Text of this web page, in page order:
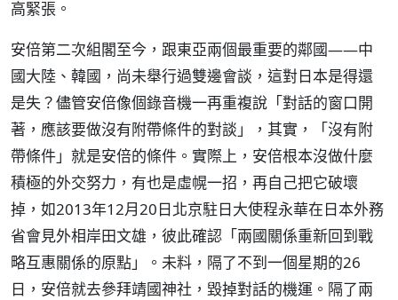
高緊張。
安倍第二次組閣至今，跟東亞兩個最重要的鄰國——中
國大陸、韓國，尚未舉行過雙邊會談，這對日本是得還
是失？儘管安倍像個錄音機一再重複說「對話的窗口開
著，應該要做沒有附帶條件的對談」，其實，「沒有附
帶條件」就是安倍的條件。實際上，安倍根本沒做什麼
積極的外交努力，有也是虛幌一招，再自己把它破壞
掉，如2013年12月20日北京駐日大使程永華在日本外務
省會見外相岸田文雄，彼此確認「兩國關係重新回到戰
略互惠關係的原點」。未料，隔了不到一個星期的26
日，安倍就去參拜靖國神社，毀掉對話的機運。隔了兩